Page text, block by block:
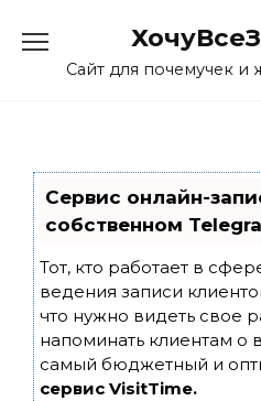
contentСайт для почемучек и
Сервис онлайн-
собственном
Тот, кто работает в
ведения записи
что нужно видеть свое
напоминать клиентам о
самый бюджетный и
сервис VisitTime.